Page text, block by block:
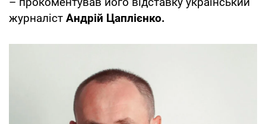
журналіст Андрій Цаплієнко.